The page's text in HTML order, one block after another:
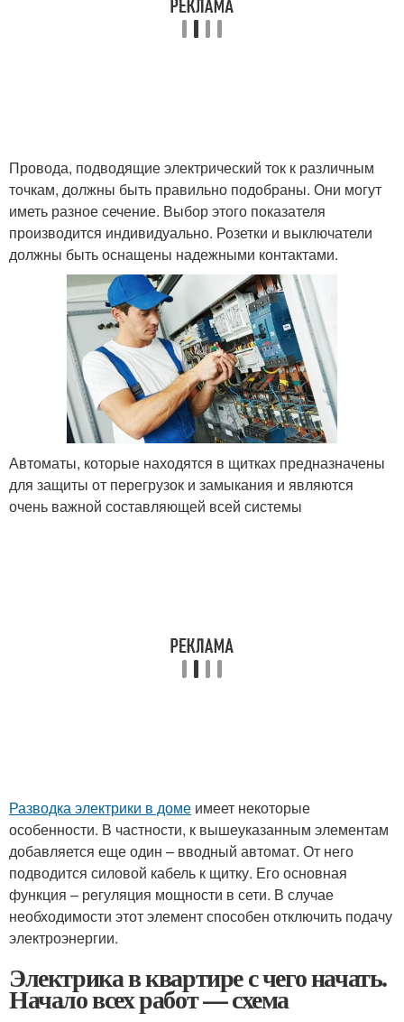
Провода, подводящие электрический ток к различным
точкам, должны быть правильно подобраны. Они могут
иметь разное сечение. Выбор этого показателя
производится индивидуально. Розетки и выключатели
должны быть оснащены надежными контактами.
Автоматы, которые находятся в щитках предназначены
для защиты от перегрузок и замыкания и являются
очень важной составляющей всей системы
Разводка электрики в доме имеет некоторые
особенности. В частности, к вышеуказанным элементам
добавляется еще один – вводный автомат. От него
подводится силовой кабель к щитку. Его основная
функция – регуляция мощности в сети. В случае
необходимости этот элемент способен отключить подачу
электроэнергии.
Электрика в квартире с чего начать.
Начало всех работ — схема